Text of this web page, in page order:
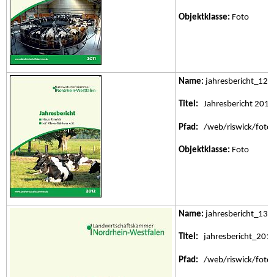
Objektklasse: Foto
Name:
Titel: Jahresbericht 2012
Pfad: /web/riswick/
Objektklasse: Foto
Name:
Titel:
Pfad: /web/riswick/